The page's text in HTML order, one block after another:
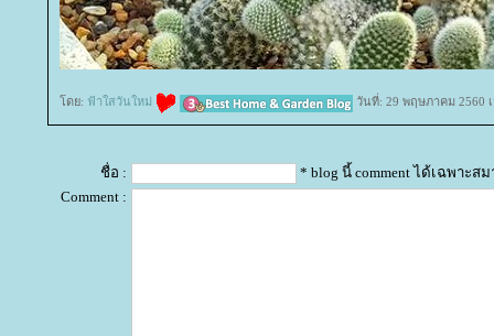
ดย: ฟ้าใสวันใหม่ วันที่: 29 พฤษภาคม 2560
ชื่อ :
* blog นี้ comment ได้เฉพาะส
Comment :